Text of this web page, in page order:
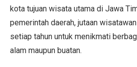
kota tujuan wisata utama di Jawa
pemerintah daerah, jutaan
setiap tahun untuk menikmati
alam maupun buatan.